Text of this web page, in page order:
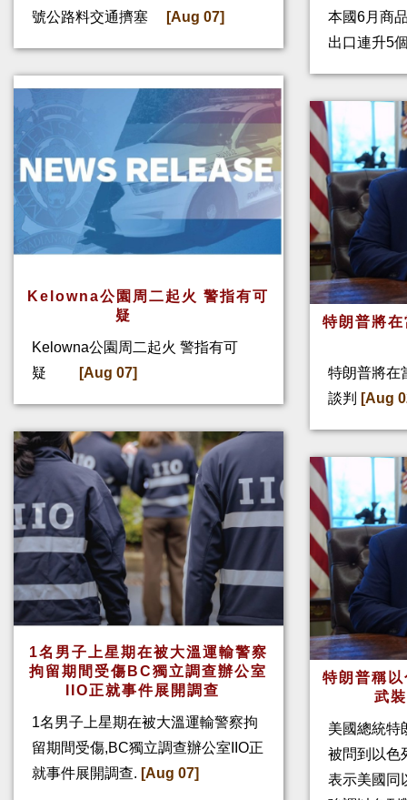
號公路料交通擠塞
[Aug 07]
Kelowna公園周二起火 警指有可
疑
Kelowna公園周二起火 警指有可
疑
[Aug 07]
1名男子上星期在被大溫運輸警察
拘留期間受傷BC獨立調查辦公室
IIO正就事件展開調查
1名男子上星期在被大溫運輸警察拘
留期間受傷,BC獨立調查辦公室IIO正
就事件展開調查. [Aug 07]
本國6月商
出口連升5
特朗普將
特朗普將在
談判
[Aug
特朗普稱
武
美國總統特
被問到以色
表示美國同